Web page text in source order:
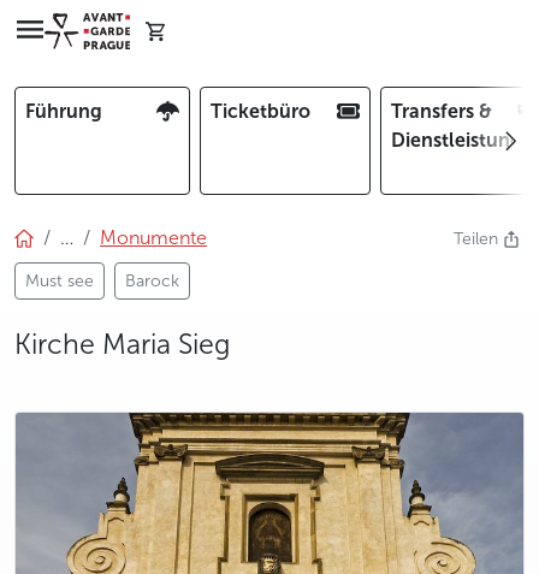
Führung Ticketbüro
Transfers &
… Monumente
Must see Barock
Teilen
Kirche Maria Sieg
photo 5